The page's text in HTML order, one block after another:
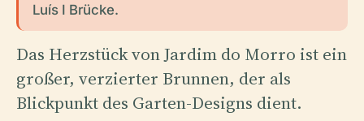
Luís I Brücke.
Das Herzstück von Jardim do Morro ist ein
großer, verzierter Brunnen, der als
Blickpunkt des Garten-Designs dient.